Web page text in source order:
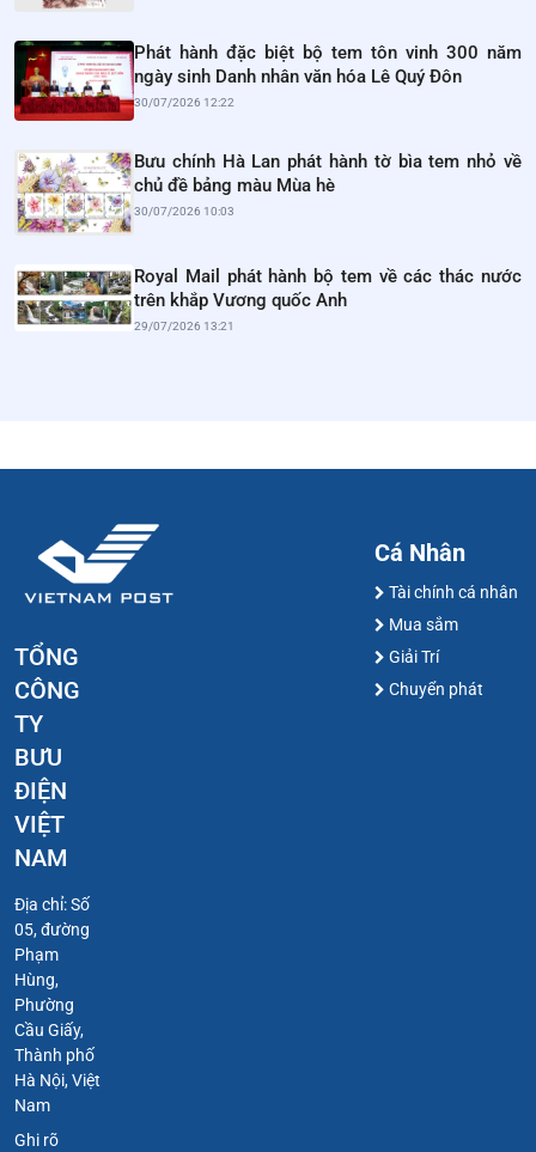
Phát hành đặc biệt bộ tem tôn vinh 300 năm
ngày sinh Danh nhân văn hóa Lê Quý Đôn
30/07/2026 12:22
Bưu chính Hà Lan phát hành tờ bìa tem nhỏ về
chủ đề bảng màu Mùa hè
30/07/2026 10:03
Royal Mail phát hành bộ tem về các thác nước
trên khắp Vương quốc Anh
29/07/2026 13:21
TỔNG
CÔNG
TY
BƯU
ĐIỆN
VIỆT
NAM
Địa chỉ: Số
05, đường
Phạm
Hùng,
Phường
Cầu Giấy,
Thành phố
Hà Nội, Việt
Nam
Ghi rõ
Cá Nhân
Tài chính cá nhân
Mua sắm
Giải Trí
Chuyển phát